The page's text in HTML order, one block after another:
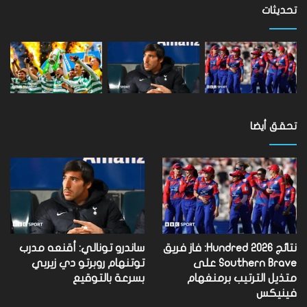
مستوى
العالم
تحديثات
تحقق أيضا
نتائج Hundred 2026: فاز فريق
Southern Brave على
متذيل الترتيب برمنغهام
فينيكس
ساندرو تونالي: أقنعه مدرب
توتنهام روبرتو دي زيربي
بسرعة بالتوقيع